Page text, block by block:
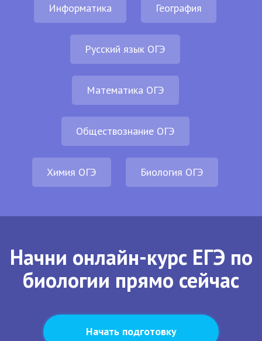
Информатика География
Русский язык ОГЭ
Математика ОГЭ
Обществознание ОГЭ
Химия ОГЭ Биология ОГЭ
Начни онлайн-курс ЕГЭ по
биологии прямо сейчас
Начать подготовку